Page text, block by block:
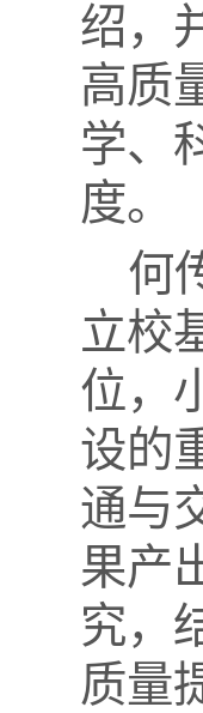
绍，
高质
学、
度。
何
立校
位，
设的
通与
果产
究，
质量